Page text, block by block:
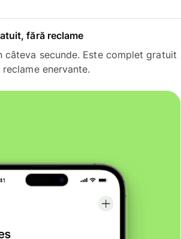
fără reclame
câteva secunde. Este complet gratuit
enervante.